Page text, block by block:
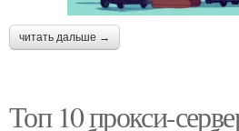
читать дальше →
Топ 10 прокси-